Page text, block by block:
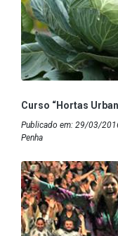
Curso “Hortas
Publicado em: 29/03/
Penha